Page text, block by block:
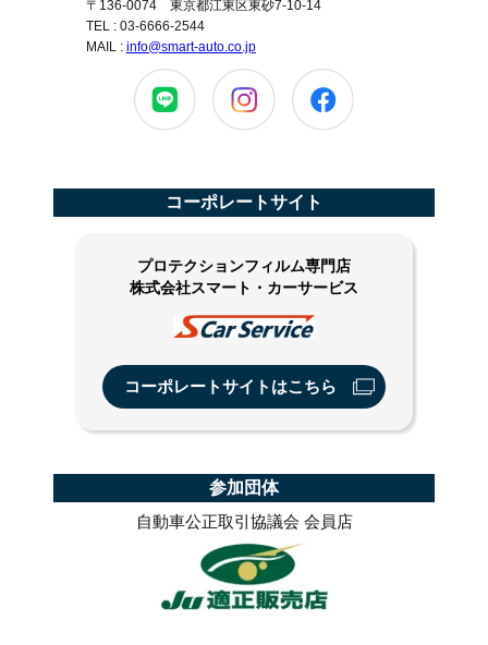
〒136-0074 東京都江東区東砂7-10-14
TEL : 03-6666-2544
MAIL : info@smart-auto.co.jp
コーポレートサイト
プロテクションフィルム専門店
株式会社スマート・カーサービス
コーポレートサイトはこちら
参加団体
自動車公正取引協議会 会員店